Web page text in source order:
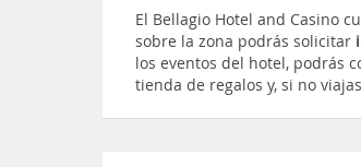
El Bellagio Hotel and Casino
sobre la zona podrás solicitar
los eventos del hotel, podrás
tienda de regalos y, si no